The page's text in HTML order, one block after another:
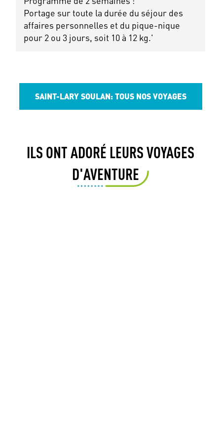
Portage sur toute la durée du séjour des
affaires personnelles et du pique-nique
pour 2 ou 3 jours, soit 10 à 12 kg.'
SAINT-LARY SOULAN: TOUS NOS VOYAGES
ILS ONT ADORÉ LEURS VOYAGES
D'AVENTURE